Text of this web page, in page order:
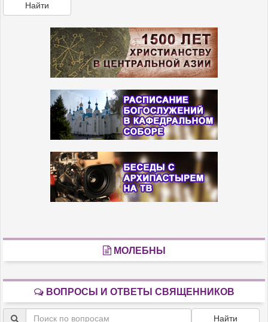
Найти
МОЛЕБНЫ
ВОПРОСЫ И ОТВЕТЫ СВЯЩЕННИКОВ
Найти